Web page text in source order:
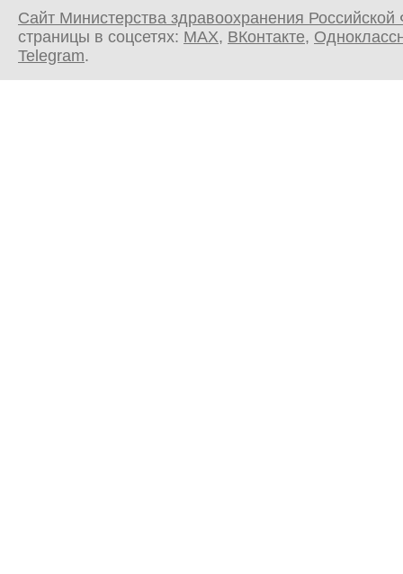
Сайт Министерства здравоохранения
страницы в соцсетях: MAX, ВКонтакте,
Telegram.